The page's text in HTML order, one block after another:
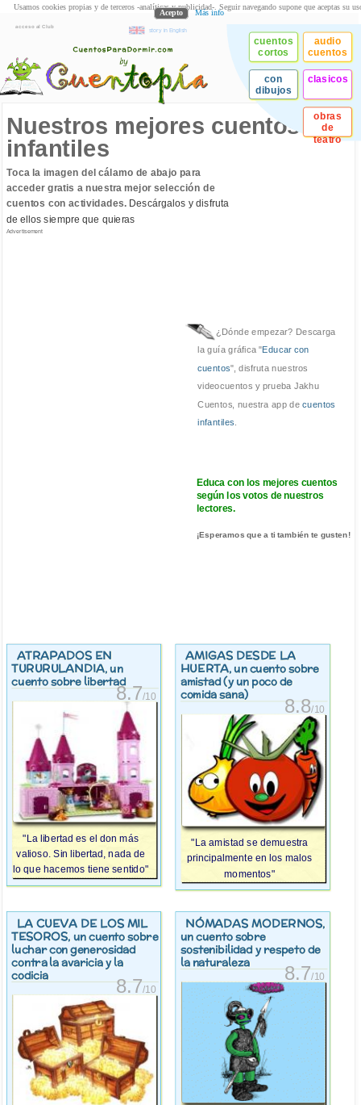
acceso al Club
story in English
cuentos
cortos
audio
cuentos
con
dibujos
clasicos
obras
de
teatro
Nuestros mejores cuentos
infantiles
Toca la imagen del cálamo de abajo para
acceder gratis a nuestra mejor selección de
cuentos con actividades.Descárgalos y disfruta
de ellos siempre que quieras
Advertisement
¿Dónde empezar? Descarga
la guía gráfica "Educar con
cuentos", disfruta nuestros
videocuentos y prueba Jakhu
Cuentos, nuestra app decuentos
infantiles.
Educa con los mejores cuentos
según los votos de nuestros
lectores.
¡Esperamos que a ti también te gusten!
ATRAPADOS EN
TURURULANDIA, un
cuento sobre libertad
8.7/10
"La libertad es el don más
valioso. Sin libertad, nada de
lo que hacemos tiene sentido"
AMIGAS DESDE LA
HUERTA, un cuento sobre
amistad (y un poco de
comida sana)
8.8/10
"La amistad se demuestra
principalmente en los malos
momentos"
LA CUEVA DE LOS MIL
TESOROS, un cuento sobre
luchar con generosidad
contra la avaricia y la
codicia
8.7/10
NÓMADAS MODERNOS,
un cuento sobre
sostenibilidad y respeto de
la naturaleza
8.7/10
Usamos cookies propias y de terceros -analíticas y publicidad-. Seguir navegando supone que aceptas su
Acepto Más info